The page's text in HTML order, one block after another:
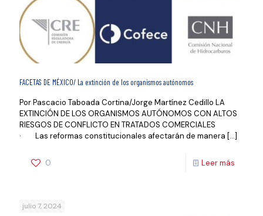
FACETAS DE MÉXICO/ La extinción de los organismos autónomos
Por Pascacio Taboada Cortina/Jorge Martínez Cedillo LA
EXTINCIÓN DE LOS ORGANISMOS AUTÓNOMOS CON ALTOS
RIESGOS DE CONFLICTO EN TRATADOS COMERCIALES
· Las reformas constitucionales afectarán de manera […]
0 Leer más
julio 7, 2024